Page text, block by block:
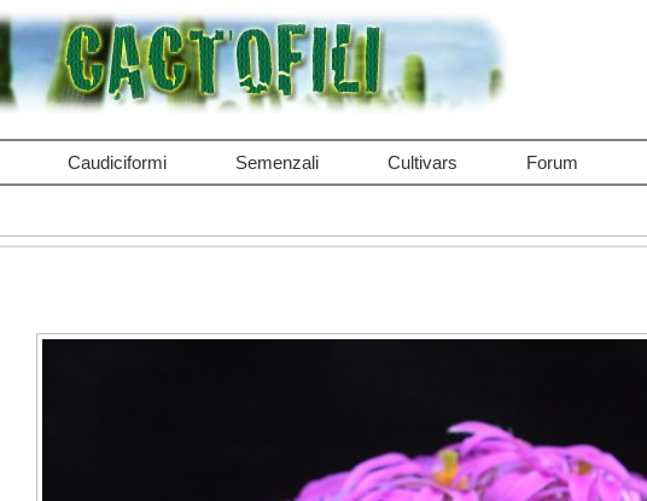
Caudiciformi Semenzali Cultivars Forum